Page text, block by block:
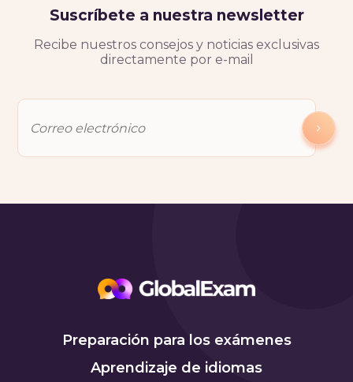
Suscríbete a nuestra newsletter
Recibe nuestros consejos y noticias exclusivas
directamente por e-mail
Preparación para los exámenes
Aprendizaje de idiomas